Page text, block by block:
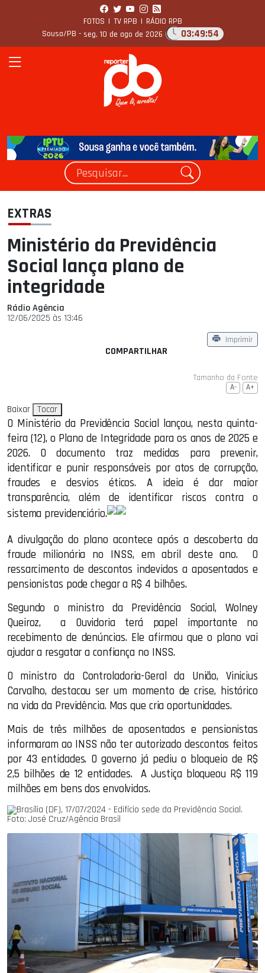
FOTOS | TV RPB | RÁDIO RPB
Sousa/PB - seg, 10 de ago de 2026 03:49:55
EXTRAS
Ministério da Previdência
Social lança plano de
integridade
Rádio Agência
12/06/2025 às 13:46
Imprimir
COMPARTILHAR
Tamanho da Fonte
A- A+
Baixar Tocar
O Ministério da Previdência Social lançou, nesta quinta-
feira (12), o Plano de Integridade para os anos de 2025 e
2026. O documento traz medidas para prevenir,
identificar e punir responsáveis por atos de corrupção,
fraudes e desvios éticos. A ideia é dar maior
transparência, além de identificar riscos contra o
sistema previdenciário.
A divulgação do plano acontece após a descoberta da
fraude milionária no INSS, em abril deste ano. O
ressarcimento de descontos indevidos a aposentados e
pensionistas pode chegar a R$ 4 bilhões.
Segundo o ministro da Previdência Social, Wolney
Queiroz, a Ouvidoria terá papel importante no
recebimento de denúncias. Ele afirmou que o plano vai
ajudar a resgatar a confiança no INSS.
O ministro da Controladoria-Geral da União, Vinicius
Carvalho, destacou ser um momento de crise, histórico
na vida da Previdência. Mas que cria oportunidades.
Mais de três milhões de aposentados e pensionistas
informaram ao INSS não ter autorizado descontos feitos
por 43 entidades. O governo já pediu o bloqueio de R$
2,5 bilhões de 12 entidades. A Justiça bloqueou R$ 119
milhões em bens dos envolvidos.